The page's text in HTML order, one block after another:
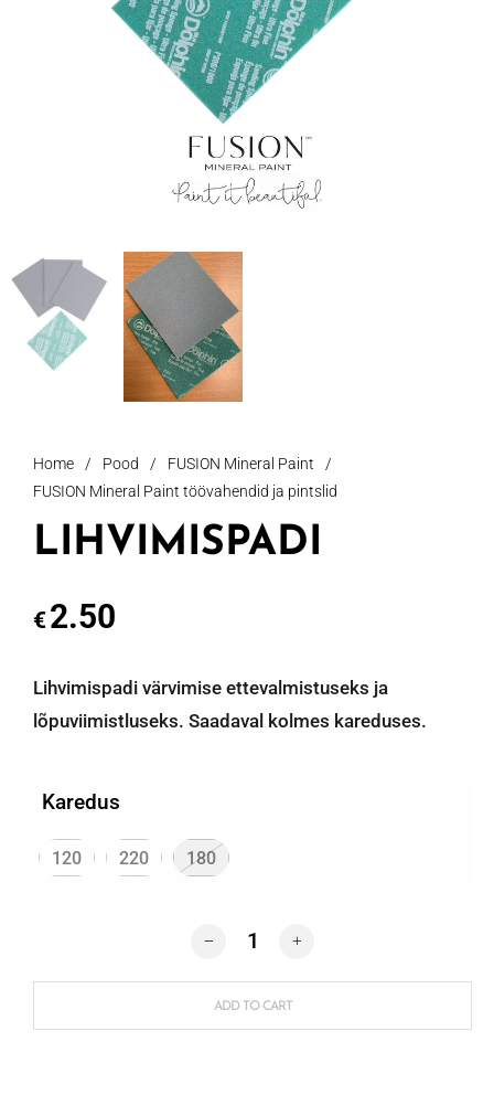
Home / Pood / FUSION Mineral Paint
/
FUSION Mineral Paint töövahendid ja pintslid
LIHVIMISPADI
€2.50
Lihvimispadi värvimise ettevalmistuseks ja
lõpuviimistluseks. Saadaval kolmes kareduses.
Karedus
120 220 180
LIHVIMISPADI quantity
ADD TO CART